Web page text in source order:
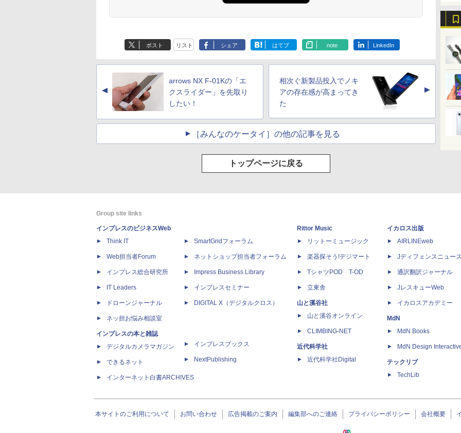
ポスト リスト シェア はてブ note LinkedIn
▲
arrows NX F-01Kの「エ
クスライダー」を先取り
したい！
相次ぐ新製品投入でノキ
アの存在感が高まってき
た
▲
［みんなのケータイ］の他の記事を見る
トップページに戻る
Group site links
インプレスのビジネスWeb
Think IT
Web担当者Forum
インプレス総合研究所
IT Leaders
ドローンジャーナル
ネッ担お悩み相談室
インプレスの本と雑誌
デジタルカメラマガジン
できるネット
インターネット白書ARCHIVES
SmartGridフォーラム
ネットショップ担当者フォーラム
Impress Business Library
インプレスセミナー
DIGITAL X（デジタルクロス）
インプレスブックス
NextPublishing
Rittor Music
リットーミュージック
楽器探そう!デジマート
TシャツPOD T-OD
立東舎
山と溪谷社
山と溪谷オンライン
CLIMBING-NET
近代科学社
近代科学社Digital
イカロス出版
AIRLINEweb
Jディフェンスニュー
通訳翻訳ジャーナル
JレスキューWeb
イカロスアカデミー
MdN
MdN Books
MdN Design
テックリブ
TechLib
本サイトのご利用について お問い合わせ 広告掲載のご案内 編集部へのご連絡 プライバシーポリシー 会社概要